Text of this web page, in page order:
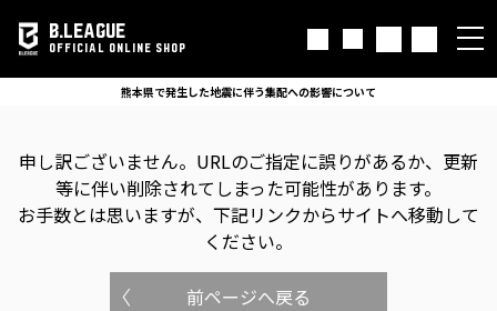
B.LEAGUE
OFFICIAL ONLINE SHOP
熊本県で発生した地震に伴う集配への影響について
申し訳ございません。 URLのご指定に誤りがあるか、更新
等に伴い削除されてしまった可能性があります。
お手数とは思いますが、下記リンクからサイトへ移動して
ください。
前ページへ戻る